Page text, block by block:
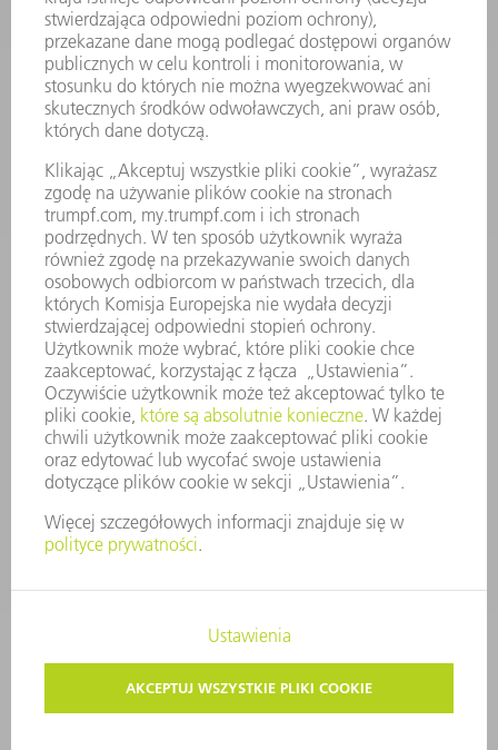
SMART FACTORY
OPROGRAMOWANIE
USŁUGI SERWISOWE
ZASTOSOWANIA
BRANŻE
FIRMA
OFERTY STANOWISK
PROFIL FIRMY
ZARZĄD
SPRAWOZDANIE Z DZIAŁALNOŚCI
ZASADY BIZNESOWE
ZAPEWNIENIE ZGODNOŚCI DZIAŁALNOŚCI Z REGULACJAMI
SYSTEM ZGŁASZANIA NIEPRAWIDŁOWOŚCI
BEZPIECZEŃSTWO
INFORMACJE PRASOWE
MAGAZYNY
ZRÓWNOWAŻONY ROZWÓJ
ŚRODOWISKO I KLIMAT
SPOŁECZEŃSTWO
KIEROWANIE PRZEDSIĘBIORSTWEM
OCHRONA DANYCH
PRAWA AUTORSKIE I PRAWA DOTYCZĄCE ZNAKÓW TOWAROWYCH
USTAWIENIA PRYWATNOŚCI